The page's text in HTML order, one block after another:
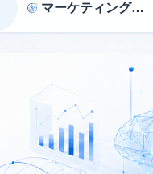
マーケティング戦略